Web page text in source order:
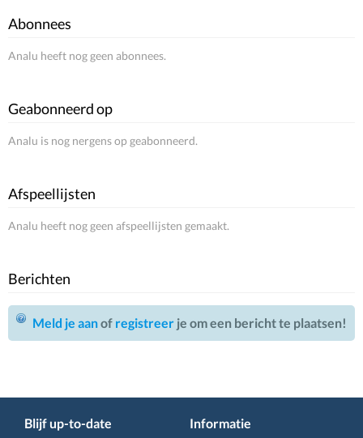
Abonnees
Analu heeft nog geen abonnees.
Geabonneerd op
Analu is nog nergens op geabonneerd.
Afspeellijsten
Analu heeft nog geen afspeellijsten gemaakt.
Berichten
Meld je aanof registreer je om een bericht te plaatsen!
Blijf up-to-date Informatie